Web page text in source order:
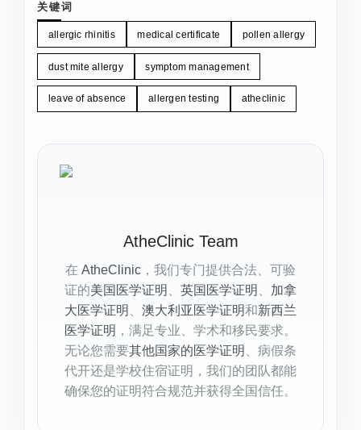
关键词
allergic rhinitis medical certificate pollen allergy
dust mite allergy symptom management
leave of absence allergen testing atheclinic
AtheClinic Team
在 AtheClinic ，我们专门提供合法、可验
证的美国医学证明 英国医学证明
加拿
大医学证明
澳大利亚医学证明和新西兰
医学证明 ，满足专业、学术和移民要求。
无论您需要其他国家的医学证明
、病假条
代开还是学校住宿证明，我们的团队都能
确保您的证明符合规范并获得全国信任。